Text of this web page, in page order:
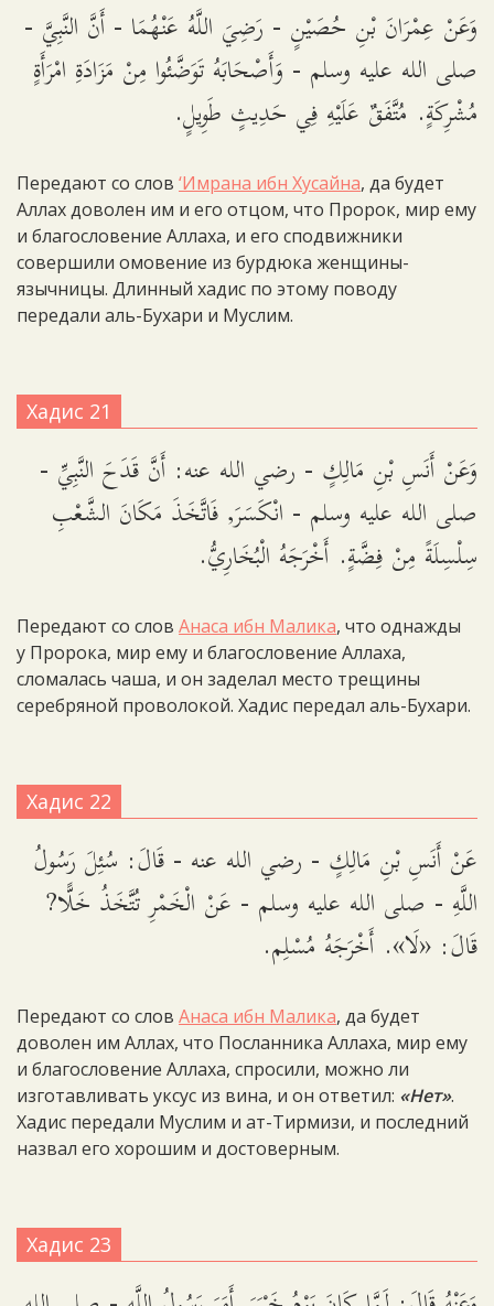
وَعَنْ عِمْرَانَ بْنِ حُصَيْنٍ - رَضِيَ اللَّهُ عَنْهُمَا - أَنَّ النَّبِيَّ -
صلى الله عليه وسلم - وَأَصْحَابَهُ تَوَضَّئُوا مِنْ مَزَادَةِ امْرَأَةٍ
مُشْرِكَةٍ. مُتَّفَقٌ عَلَيْهِ فِي حَدِيثٍ طَوِيلٍ.
Передают со слов ‘Имрана ибн Хусайна, да будет
Аллах доволен им и его отцом, что Пророк, мир ему
и благословение Аллаха, и его сподвижники
совершили омовение из бурдюка женщины-
язычницы. Длинный хадис по этому поводу
передали аль-Бухари и Муслим.
Хадис 21
وَعَنْ أَنَسِ بْنِ مَالِكٍ - رضي الله عنه: أَنَّ قَدَحَ النَّبِيِّ -
صلى الله عليه وسلم - انْكَسَرَ, فَاتَّخَذَ مَكَانَ الشَّعْبِ
سِلْسِلَةً مِنْ فِضَّةٍ. أَخْرَجَهُ الْبُخَارِيُّ.
Передают со слов Анаса ибн Малика, что однажды
у Пророка, мир ему и благословение Аллаха,
сломалась чаша, и он заделал место трещины
серебряной проволокой. Хадис передал аль-Бухари.
Хадис 22
عَنْ أَنَسِ بْنِ مَالِكٍ - رضي الله عنه - قَالَ: سُئِلَ رَسُولُ
اللَّهِ - صلى الله عليه وسلم - عَنْ الْخَمْرِ تُتَّخَذُ خَلًّا?
قَالَ: «لَا». أَخْرَجَهُ مُسْلِم.
Передают со слов Анаса ибн Малика, да будет
доволен им Аллах, что Посланника Аллаха, мир ему
и благословение Аллаха, спросили, можно ли
изготавливать уксус из вина, и он ответил: «Нет».
Хадис передали Муслим и ат-Тирмизи, и последний
назвал его хорошим и достоверным.
Хадис 23